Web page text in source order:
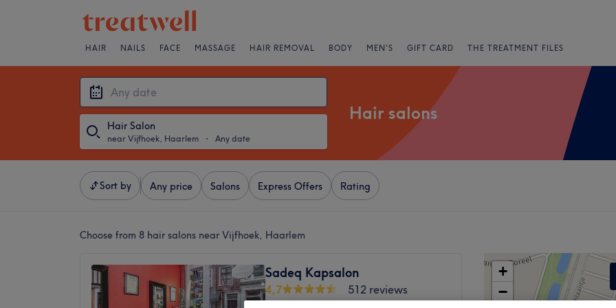
HAIR NAILS FACE MASSAGE HAIR REMOVAL BODY MEN'S GIFT CARD THE TREATMENT FILES
Hair Salon
near Vijfhoek, Haarlem ・ Any date
Hair salons
Sort by Any price Salons Express Offers Rating
Choose from 8 hair salons near Vijfhoek, Haarlem
Sadeq Kapsalon
4,7
512 reviews
+
−